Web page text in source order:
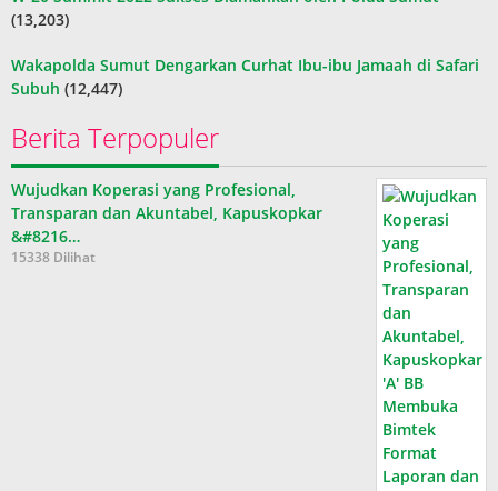
(13,203)
Wakapolda Sumut Dengarkan Curhat Ibu-ibu Jamaah di Safari
Subuh (12,447)
Berita Terpopuler
Wujudkan Koperasi yang Profesional,
Transparan dan Akuntabel, Kapuskopkar
&#8216…
15338 Dilihat